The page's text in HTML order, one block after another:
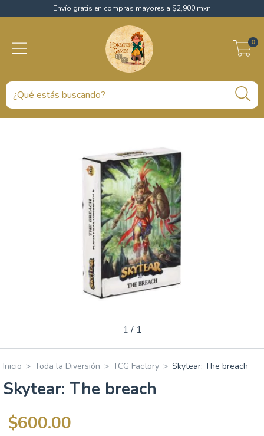
Envío gratis en compras mayores a $2,900 mxn
0
1 / 1
Inicio > Toda la Diversión > TCG Factory > Skytear: The breach
Skytear: The breach
$600.00